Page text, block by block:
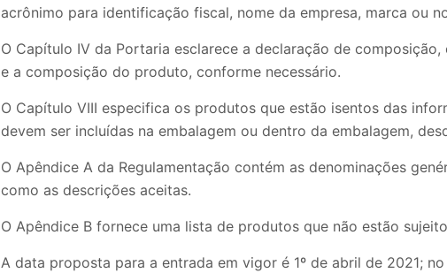
acrônimo para identificação fiscal, nome da empresa, marca ou
O Capítulo IV da Portaria esclarece a declaração de
e a composição do produto, conforme necessário.
O Capítulo VIII especifica os produtos que estão isentos das
devem ser incluídas na embalagem ou dentro da embalagem,
O Apêndice A da Regulamentação contém as denominações
como as descrições aceitas.
O Apêndice B fornece uma lista de produtos que não estão
A data proposta para a entrada em vigor é 1º de abril de 2021;